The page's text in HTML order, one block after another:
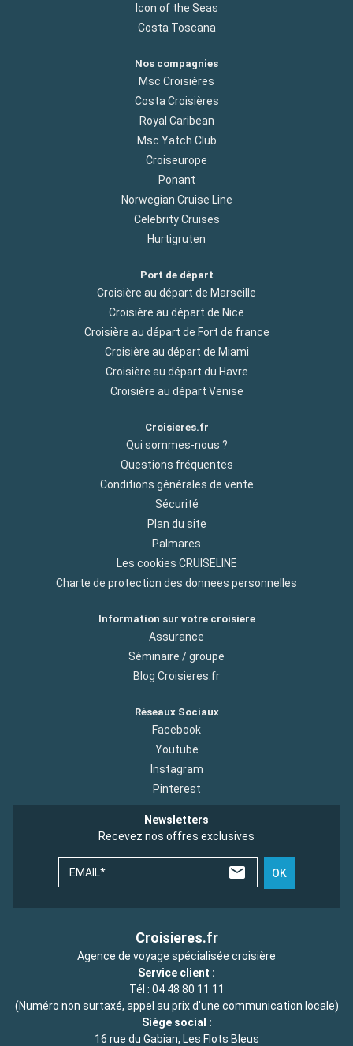
Icon of the Seas
Costa Toscana
Nos compagnies
Msc Croisières
Costa Croisières
Royal Caribean
Msc Yatch Club
Croiseurope
Ponant
Norwegian Cruise Line
Celebrity Cruises
Hurtigruten
Port de départ
Croisière au départ de Marseille
Croisière au départ de Nice
Croisière au départ de Fort de france
Croisière au départ de Miami
Croisière au départ du Havre
Croisière au départ Venise
Croisieres.fr
Qui sommes-nous ?
Questions fréquentes
Conditions générales de vente
Sécurité
Plan du site
Palmares
Les cookies CRUISELINE
Charte de protection des donnees personnelles
Information sur votre croisiere
Assurance
Séminaire / groupe
Blog Croisieres.fr
Réseaux Sociaux
Facebook
Youtube
Instagram
Pinterest
Newsletters
Recevez nos offres exclusives
EMAIL* OK
Croisieres.fr
Agence de voyage spécialisée croisière
Service client :
Tél : 04 48 80 11 11
(Numéro non surtaxé, appel au prix d'une communication locale)
Siège social :
16 rue du Gabian, Les Flots Bleus